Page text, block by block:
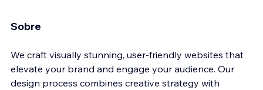
Sobre
We craft visually stunning, user-friendly websites that
elevate your brand and engage your audience. Our
design process combines creative strategy with